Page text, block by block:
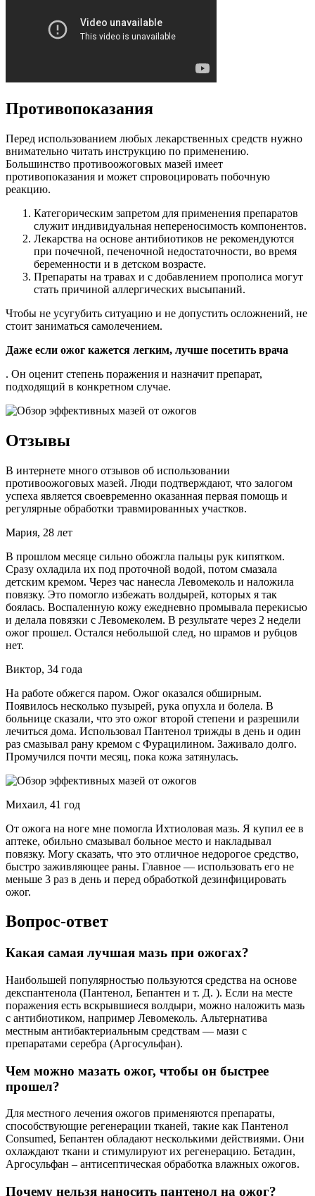
Противопоказания
Перед использованием любых лекарственных средств нужно
внимательно читать инструкцию по применению.
Большинство противоожоговых мазей имеет
противопоказания и может спровоцировать побочную
реакцию.
Категорическим запретом для применения препаратов
служит индивидуальная непереносимость компонентов.
Лекарства на основе антибиотиков не рекомендуются
при почечной, печеночной недостаточности, во время
беременности и в детском возрасте.
Препараты на травах и с добавлением прополиса могут
стать причиной аллергических высыпаний.
Чтобы не усугубить ситуацию и не допустить осложнений, не
стоит заниматься самолечением.
Даже если ожог кажется легким, лучше посетить врача
. Он оценит степень поражения и назначит препарат,
подходящий в конкретном случае.
Отзывы
В интернете много отзывов об использовании
противоожоговых мазей. Люди подтверждают, что залогом
успеха является своевременно оказанная первая помощь и
регулярные обработки травмированных участков.
Мария, 28 лет
В прошлом месяце сильно обожгла пальцы рук кипятком.
Сразу охладила их под проточной водой, потом смазала
детским кремом. Через час нанесла Левомеколь и наложила
повязку. Это помогло избежать волдырей, которых я так
боялась. Воспаленную кожу ежедневно промывала перекисью
и делала повязки с Левомеколем. В результате через 2 недели
ожог прошел. Остался небольшой след, но шрамов и рубцов
нет.
Виктор, 34 года
На работе обжегся паром. Ожог оказался обширным.
Появилось несколько пузырей, рука опухла и болела. В
больнице сказали, что это ожог второй степени и разрешили
лечиться дома. Использовал Пантенол трижды в день и один
раз смазывал рану кремом с Фурацилином. Заживало долго.
Промучился почти месяц, пока кожа затянулась.
Михаил, 41 год
От ожога на ноге мне помогла Ихтиоловая мазь. Я купил ее в
аптеке, обильно cмазывал больное место и накладывал
повязку. Могу сказать, что это отличное недорогое средство,
быстро заживляющее раны. Главное — использовать его не
меньше 3 раз в день и перед обработкой дезинфицировать
ожог.
Вопрос-ответ
Какая самая лучшая мазь при ожогах?
Наибольшей популярностью пользуются средства на основе
декспантенола (Пантенол, Бепантен и т. Д. ). Если на месте
поражения есть вскрывшиеся волдыри, можно наложить мазь
с антибиотиком, например Левомеколь. Альтернатива
местным антибактериальным средствам ― мази с
препаратами серебра (Аргосульфан).
Чем можно мазать ожог, чтобы он быстрее
прошел?
Для местного лечения ожогов применяются препараты,
способствующие регенерации тканей, такие как Пантенол
Consumed, Бепантен обладают несколькими действиями. Они
охлаждают ткани и стимулируют их регенерацию. Бетадин,
Аргосульфан – антисептическая обработка влажных ожогов.
Почему нельзя наносить пантенол на ожог?